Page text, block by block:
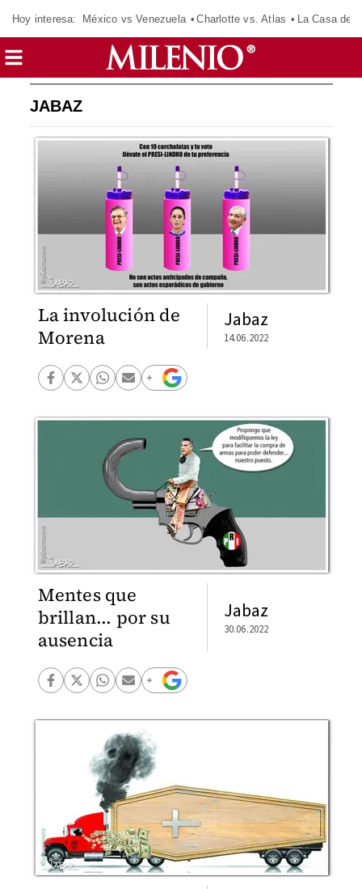
Hoy interesa: México vs Venezuela Charlotte vs. Atlas La Casa de
JABAZ
La involución de
Morena
Jabaz
14.06.2022
Mentes que
brillan... por su
ausencia
Jabaz
30.06.2022